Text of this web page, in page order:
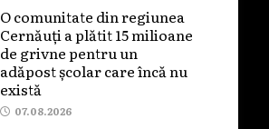
O comunitate din regiunea
Cernăuți a plătit 15 milioane
de grivne pentru un
adăpost școlar care încă nu
există
07.08.2026